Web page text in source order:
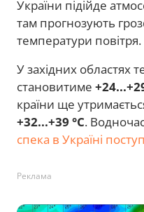
України підійде
там прогнозують
температури повітря.
У західних областях
становитиме
країни ще
+32...+39 °C.
спека в Україні
Реклама